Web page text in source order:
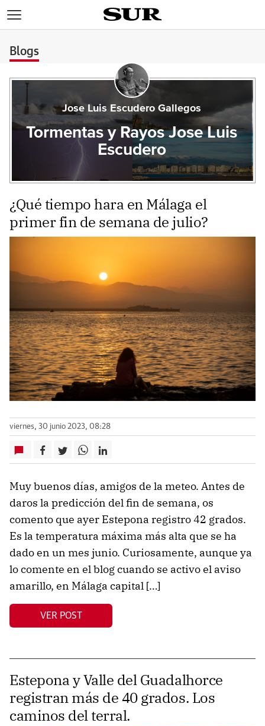
Blogs
Jose Luis Escudero Gallegos
Tormentas y Rayos Jose Luis
Escudero
¿Qué tiempo hara en Málaga el
primer fin de semana de julio?
viernes, 30 junio 2023, 08:28
Muy buenos días, amigos de la meteo. Antes de
daros la predicción del fin de semana, os
comento que ayer Estepona registro 42 grados.
Es la temperatura máxima más alta que se ha
dado en un mes junio. Curiosamente, aunque ya
lo comente en el blog cuando se activo el aviso
amarillo, en Málaga capital […]
VER POST
Estepona y Valle del Guadalhorce
registran más de 40 grados. Los
caminos del terral.